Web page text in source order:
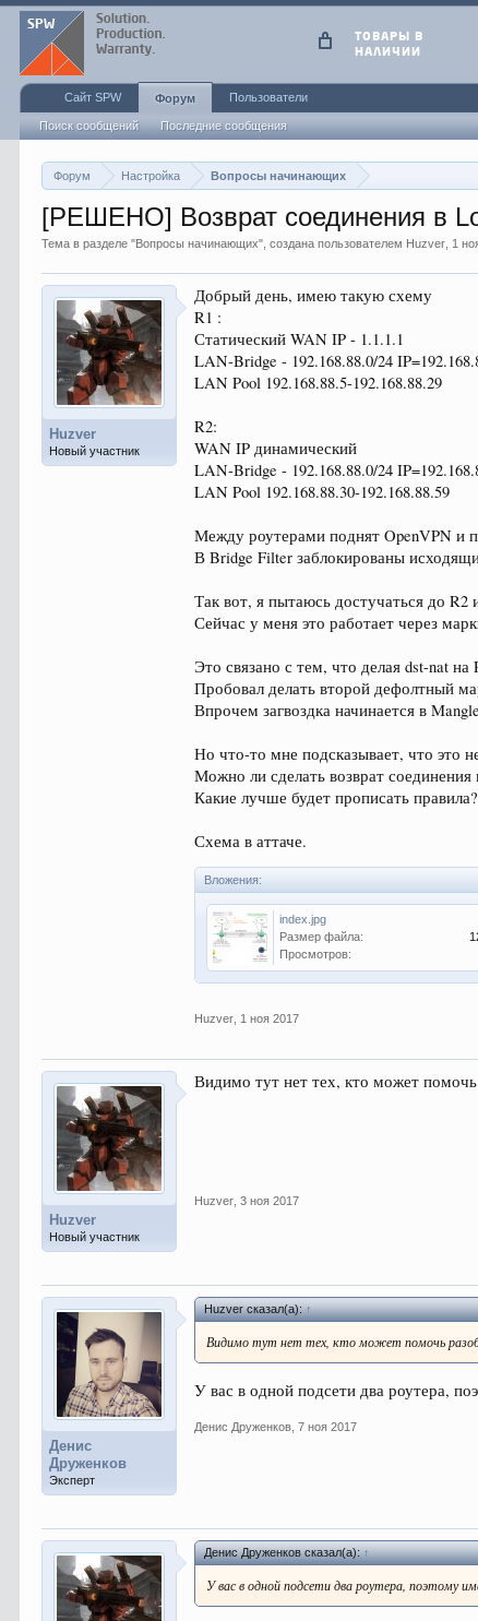
Форум Настройка Вопросы начинающих
[РЕШЕНО] Возврат соединения в
Тема в разделе "Вопросы начинающих", создана пользователем Huzver 1
Huzver
Новый участник
Добрый день, имею такую схему
R1 :
Статический WAN IP - 1.1.1.1
LAN-Bridge - 192.168.88.0/24
LAN Pool 192.168.88.5-192.168.88.29
R2:
WAN IP динамический
LAN-Bridge - 192.168.88.0/24
LAN Pool 192.168.88.30-192.168.88.59
Между роутерами поднят OpenVPN и
В Bridge Filter заблокированы
Так вот, я пытаюсь достучаться до R2
Сейчас у меня это работает через
Это связано с тем, что делая dst-nat
Пробовал делать второй дефолтный
Впрочем загвоздка начинается в
Но что-то мне подсказывает, что это
Можно ли сделать возврат
Какие лучше будет прописать правила?
Схема в аттаче.
Вложения:
index.jpg
Размер файла:
Просмотров:
Huzver 1 ноя 2017
Huzver
Новый участник
Видимо тут нет тех, кто может помочь
Huzver 3 ноя 2017
Денис
Друженков
Эксперт
Huzver сказал(а):↑
Видимо тут нет тех, кто может помочь
У вас в одной подсети два роутера,
Денис Друженков 7 ноя 2017
Денис Друженков сказал(а):↑
У вас в одной подсети два роутера, поэтому
ТОВАРЫ В
НАЛИЧИИ
Сайт SPW Форум
Поиск сообщений Последние сообщения
Пользователи